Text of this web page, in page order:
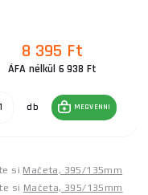
8 395 Ft
ÁFA nélkül 6 938 Ft
db MEGVENNI
si Mačeta, 395/135mm
si Mačeta, 395/135mm